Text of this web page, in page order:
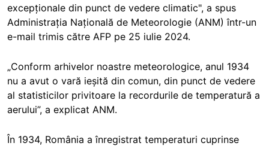
excepționale din punct de vedere climatic", a spus
Administrația Națională de Meteorologie (ANM) într-un
e-mail trimis către AFP pe 25 iulie 2024.
„Conform arhivelor noastre meteorologice, anul 1934
nu a avut o vară ieșită din comun, din punct de vedere
al statisticilor privitoare la recordurile de temperatură a
aerului”, a explicat ANM.
În 1934, România a înregistrat temperaturi cuprinse